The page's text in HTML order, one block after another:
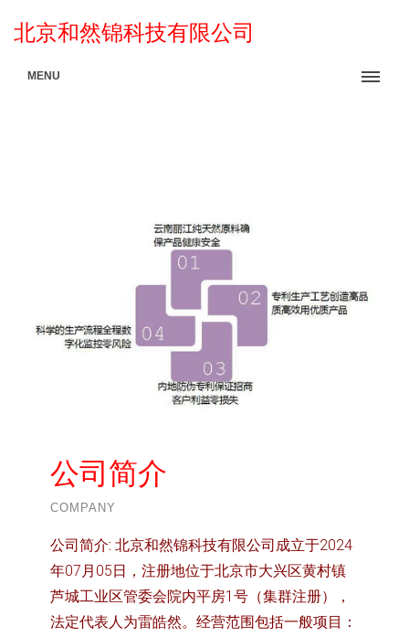
北京和然锦科技有限公司
MENU
公司简介
COMPANY
公司简介: 北京和然锦科技有限公司成立于2024
年07月05日，注册地位于北京市大兴区黄村镇
芦城工业区管委会院内平房1号（集群注册），
法定代表人为雷皓然。经营范围包括一般项目：